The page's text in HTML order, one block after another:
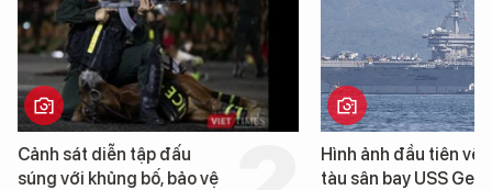
Cảnh sát diễn tập đấu
súng với khủng bố, bảo vệ
Hình ảnh đầu tiên về
tàu sân bay USS